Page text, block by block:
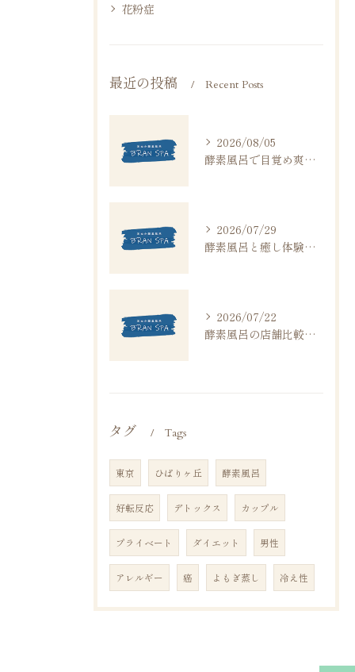
花粉症
最近の投稿 Recent Posts
2026/08/05
酵素風呂で目覚め爽快になる理由と睡眠への効果や衛生面の安心ポイント
2026/07/29
酵素風呂と癒し体験を東京都目黒区で叶えるための賢い選び方と徹底比較ガイド
2026/07/22
酵素風呂の店舗比較で分かる安全性とコスパ重視の選び方
タグ Tags
東京 ひばりヶ丘 酵素風呂
好転反応 デトックス カップル
プライベート ダイエット 男性
アレルギー 癌 よもぎ蒸し 冷え性